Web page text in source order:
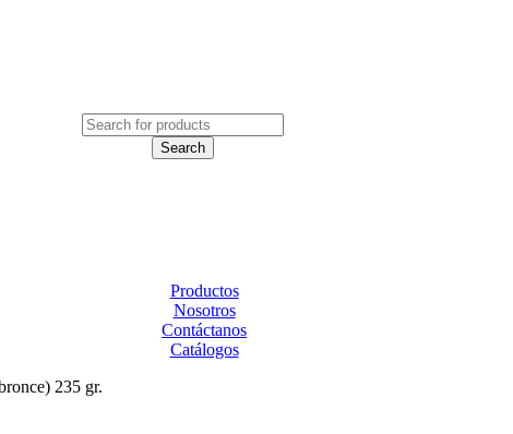
Productos
Nosotros
Contáctanos
Catálogos
235 gr.